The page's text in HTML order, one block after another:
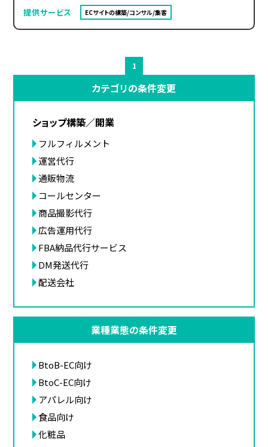
提供サービス ECサイトの構築/コンサル/集客
1
カテゴリの条件変更
ショップ構築／開業
フルフィルメント
運営代行
通販物流
コールセンター
商品撮影代行
広告運用代行
FBA納品代行サービス
DM発送代行
配送会社
業種業態の条件変更
BtoB-EC向け
BtoC-EC向け
アパレル向け
食品向け
化粧品